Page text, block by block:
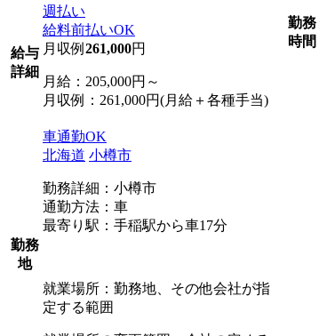
給与
詳細
週払い
給料前払いOK
月収例 261,000円
月給：205,000円～
月収例：261,000円(月給＋各種手当)
勤務
地
車通勤OK
北海道 小樽市
勤務詳細：小樽市
通勤方法：車
最寄り駅：手稲駅から車17分
就業場所：勤務地、その他会社が指
定する範囲
勤務
時間